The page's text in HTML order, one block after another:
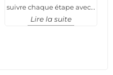
suivre chaque étape avec...
Lire la suite